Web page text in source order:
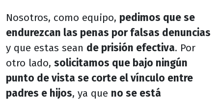
Nosotros, como equipo, pedimos que se
endurezcan las penas por falsas denuncias
y que estas sean de prisión efectiva. Por
otro lado, solicitamos que bajo ningún
punto de vista se corte el vínculo entre
padres e hijos, ya que no se está